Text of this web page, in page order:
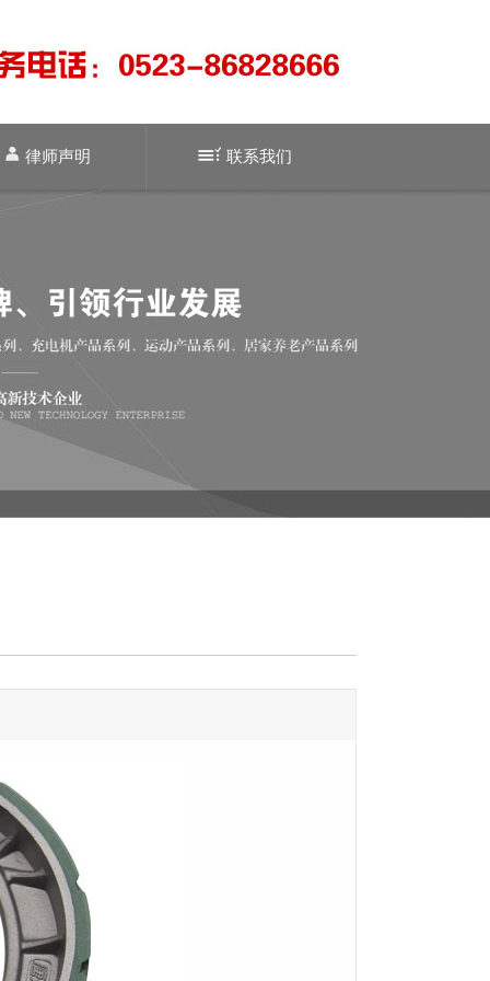
律师声明 联系我们